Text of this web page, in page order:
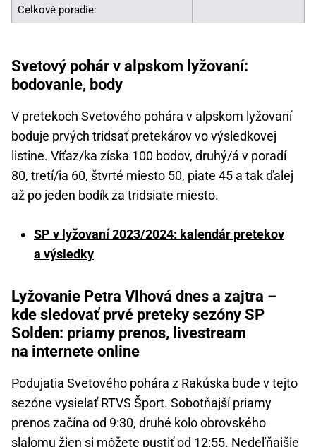
Celkové poradie:
Svetový pohár v alpskom lyžovaní:
bodovanie, body
V pretekoch Svetového pohára v alpskom lyžovaní
boduje prvých tridsať pretekárov vo výsledkovej
listine. Víťaz/ka získa 100 bodov, druhý/á v poradí
80, tretí/ia 60, štvrté miesto 50, piate 45 a tak ďalej
až po jeden bodík za tridsiate miesto.
SP v lyžovaní 2023/2024: kalendár pretekov
a výsledky
Lyžovanie Petra Vlhová dnes a zajtra –
kde sledovať prvé preteky sezóny SP
Solden: priamy prenos, livestream
na internete online
Podujatia Svetového pohára z Rakúska bude v tejto
sezóne vysielať RTVS Šport. Sobotňajší priamy
prenos začína od 9:30, druhé kolo obrovského
slalomu žien si môžete pustiť od 12:55. Nedeľňajšie